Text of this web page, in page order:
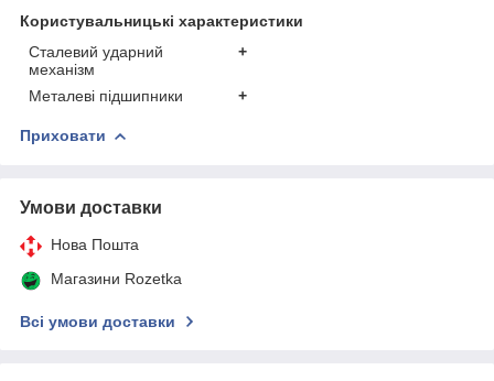
Користувальницькі характеристики
Сталевий ударний
механізм
+
Металеві підшипники +
Приховати
Умови доставки
Нова Пошта
Магазини Rozetka
Всі умови доставки